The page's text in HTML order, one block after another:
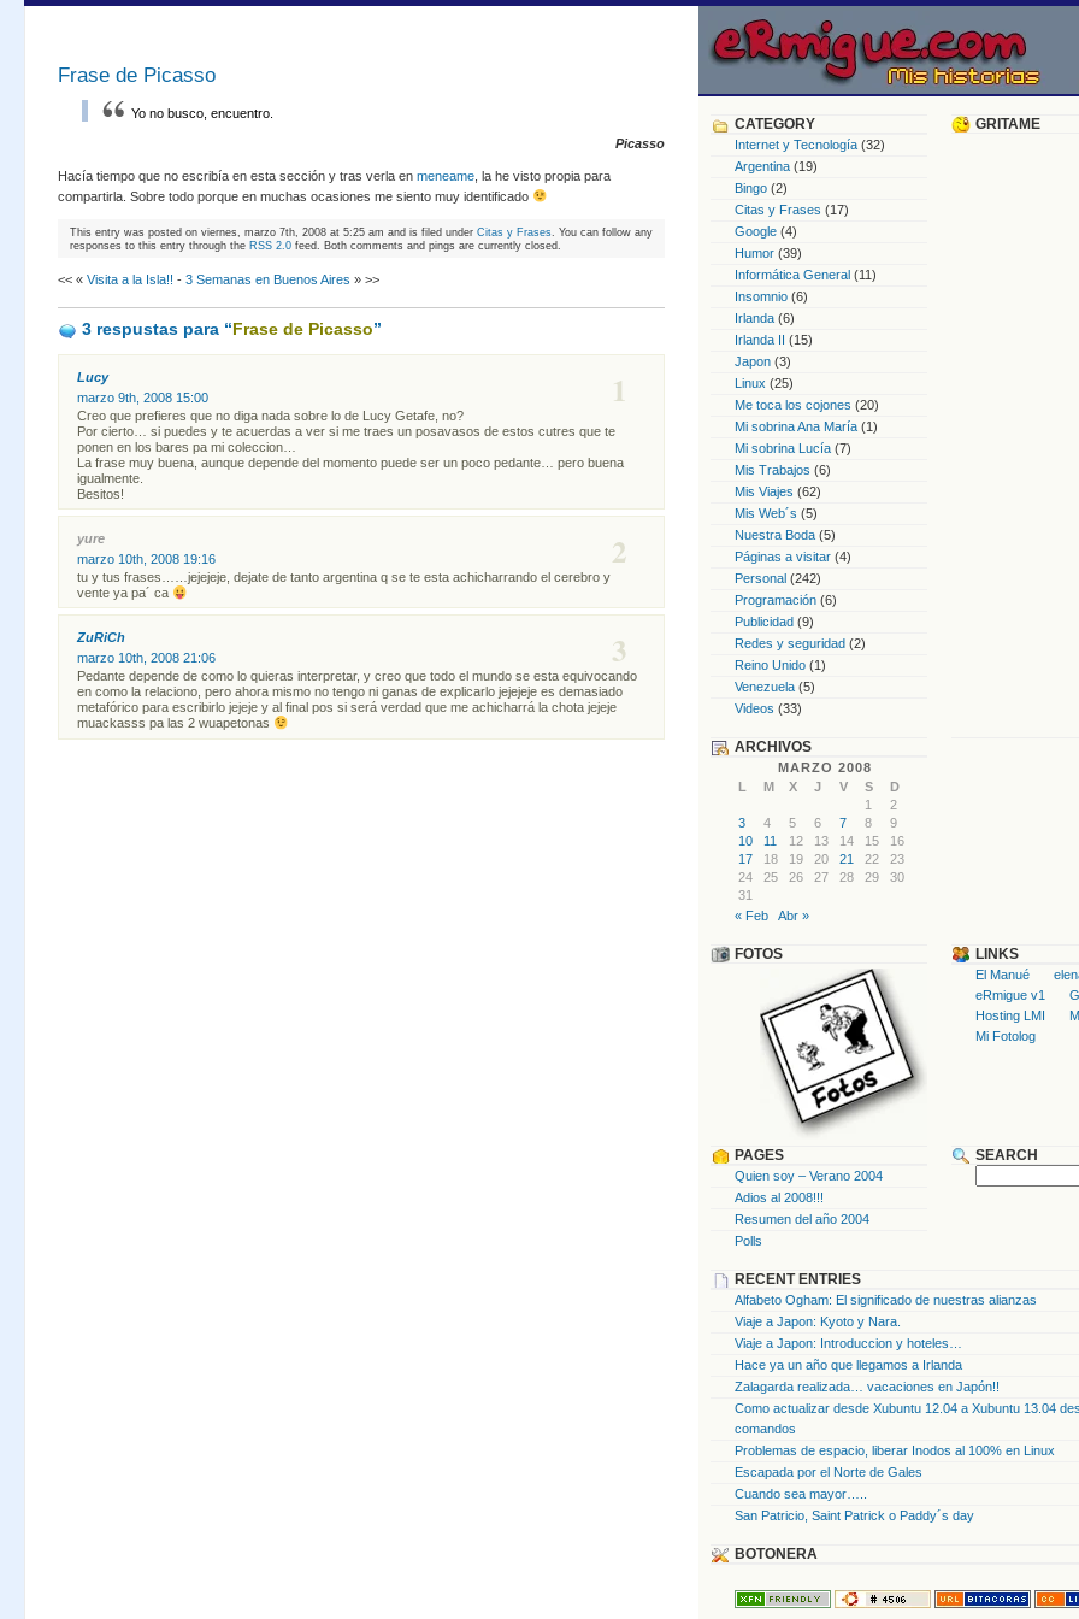
Frase de Picasso
Yo no busco, encuentro.
Picasso
Hacía tiempo que no escribía en esta sección y tras verla en meneame , la he visto propia para
compartirla. Sobre todo porque en muchas ocasiones me siento muy identificado
This entry was posted on viernes, marzo 7th, 2008 at 5:25 am and is filed under Citas y Frases . You can follow any
responses to this entry through the RSS 2.0 feed. Both comments and pings are currently closed.
<< « Visita a la Isla!! - 3 Semanas en Buenos Aires » >>
3 respustas para “Frase de Picasso”
1
Lucy
marzo 9th, 2008 15:00
Creo que prefieres que no diga nada sobre lo de Lucy Getafe, no?
Por cierto… si puedes y te acuerdas a ver si me traes un posavasos de estos cutres que te
ponen en los bares pa mi coleccion…
La frase muy buena, aunque depende del momento puede ser un poco pedante… pero buena
igualmente.
Besitos!
2
yure
marzo 10th, 2008 19:16
tu y tus frases……jejejeje, dejate de tanto argentina q se te esta achicharrando el cerebro y
vente ya pa´ ca
3
ZuRiCh
marzo 10th, 2008 21:06
Pedante depende de como lo quieras interpretar, y creo que todo el mundo se esta equivocando
en como la relaciono, pero ahora mismo no tengo ni ganas de explicarlo jejejeje es demasiado
metafórico para escribirlo jejeje y al final pos si será verdad que me achicharrá la chota jejeje
muackasss pa las 2 wuapetonas
CATEGORY
Internet y Tecnología (32)
Argentina (19)
Bingo (2)
Citas y Frases (17)
Google (4)
Humor (39)
Informática General (11)
Insomnio (6)
Irlanda (6)
Irlanda II (15)
Japon (3)
Linux (25)
Me toca los cojones (20)
Mi sobrina Ana María (1)
Mi sobrina Lucía (7)
Mis Trabajos (6)
Mis Viajes (62)
Mis Web´s (5)
Nuestra Boda (5)
Páginas a visitar (4)
Personal (242)
Programación (6)
Publicidad (9)
Redes y seguridad (2)
Reino Unido (1)
Venezuela (5)
Videos (33)
GRITAME
ARCHIVOS
MARZO 2008
L
M X J V S
D
1
2
3
4 5 6 7 8
9
10
11 12 13 14 15
16
17
18 19 20 21 22
23
24
25 26 27 28 29
30
31
« Feb
Abr »
FOTOS LINKS
El Manué
eRmigue v1
Hosting LMI
Mi Fotolog
PAGES
Quien soy – Verano 2004
Adios al 2008!!!
Resumen del año 2004
Polls
SEARCH
RECENT ENTRIES
Alfabeto Ogham: El significado de nuestras alianzas
Viaje a Japon: Kyoto y Nara.
Viaje a Japon: Introduccion y hoteles…
Hace ya un año que llegamos a Irlanda
Zalagarda realizada… vacaciones en Japón!!
Como actualizar desde Xubuntu 12.04 a Xubuntu 13.04
comandos
Problemas de espacio, liberar Inodos al 100% en Linux
Escapada por el Norte de Gales
Cuando sea mayor…..
San Patricio, Saint Patrick o Paddy´s day
BOTONERA